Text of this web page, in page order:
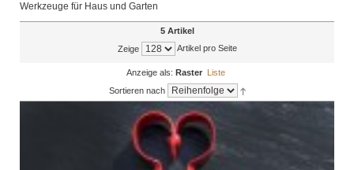
Werkzeuge für Haus und Garten
5 Artikel
Zeige
Artikel pro Seite
Anzeige als: Raster Liste
Sortieren nach